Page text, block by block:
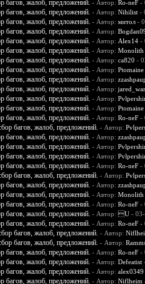
багов, жалоб, предложений. - Автор: Ro-neF-
багов, жалоб, предложений. - Автор: Nihilist-
багов, жалоб, предложений. - Автор: митол-
багов, жалоб, предложений. - Автор:
багов, жалоб, предложений. - Автор: Alex14-
багов, жалоб, предложений. - Автор: Monolith
багов, жалоб, предложений. - Автор: ca820 -
багов, жалоб, предложений. - Автор: Ptomaine
багов, жалоб, предложений. - Автор:
багов, жалоб, предложений. - Автор:
багов, жалоб, предложений. - Автор:
багов, жалоб, предложений. - Автор: Ptomaine
багов, жалоб, предложений. - Автор: Ro-neF-
багов, жалоб, предложений. - Автор:
багов, жалоб, предложений. - Автор:
багов, жалоб, предложений. - Автор:
багов, жалоб, предложений. - Автор:
багов, жалоб, предложений. - Автор: Ro-neF-
багов, жалоб, предложений. - Автор:
багов, жалоб, предложений. - Автор:
багов, жалоб, предложений. - Автор: Monolith
багов, жалоб, предложений. - Автор: Ro-neF-
багов, жалоб, предложений. - Автор: U- 03-
багов, жалоб, предложений. - Автор: Ro-neF-
багов, жалоб, предложений. - Автор:
багов, жалоб, предложений. - Автор:
багов, жалоб, предложений. - Автор: Ro-neF-
багов, жалоб, предложений. - Автор: Defeatist-
багов, жалоб, предложений. - Автор: alex0349
багов, жалоб, предложений. - Автор: Niflheim